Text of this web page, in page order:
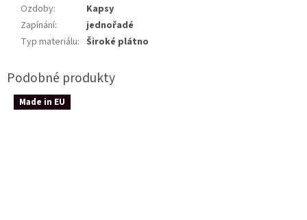
Ozdoby:
Kapsy
Zapínání:
jednořadé
Typ materiálu: Široké plátno
Made in EU